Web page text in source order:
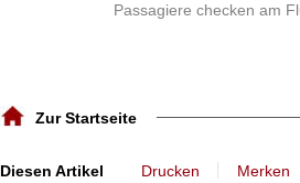
Passagiere checken am
Zur Startseite
Diesen Artikel Drucken Merken